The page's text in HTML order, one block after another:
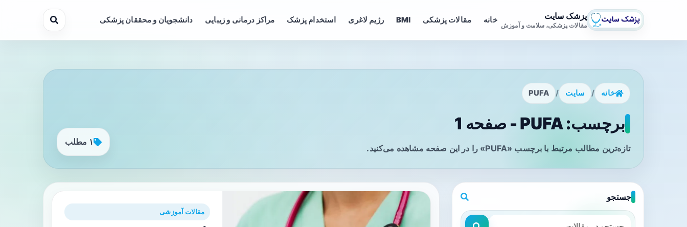
پزشک سایت
مقالات پزشکی، سلامت و آموزش
خانه مقالات پزشکی BMI رژیم لاغری استخدام پزشک مراکز درمانی و زیبایی دانشجویان و محققان پزشکی
خانه / سایت /
PUFA
برچسب: PUFA - صفحه 1
تازه‌ترین مطالب مرتبط با برچسب «PUFA» را در این صفحه مشاهده می‌کنید.
۱ مطلب
مقالات آموزشی
جستجو